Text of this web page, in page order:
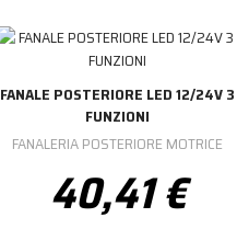
FANALE POSTERIORE LED 12/24V 3
FUNZIONI
FANALERIA POSTERIORE MOTRICE
40,41 €